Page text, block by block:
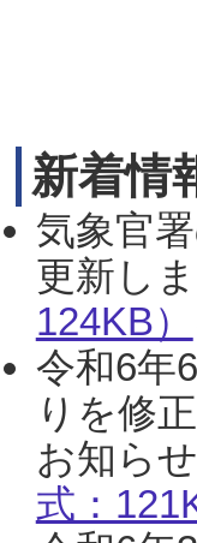
新着情
気象官
更新し
124KB）
令和6年
りを修
お知ら
式：